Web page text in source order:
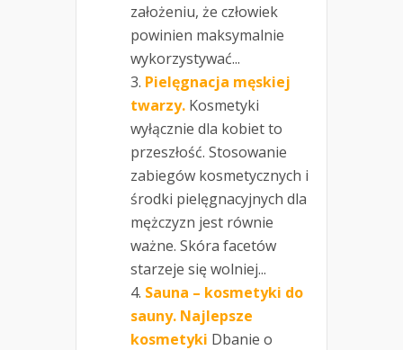
założeniu, że człowiek
powinien maksymalnie
wykorzystywać...
Pielęgnacja męskiej
twarzy. Kosmetyki
wyłącznie dla kobiet to
przeszłość. Stosowanie
zabiegów kosmetycznych i
środki pielęgnacyjnych dla
mężczyzn jest równie
ważne. Skóra facetów
starzeje się wolniej...
Sauna – kosmetyki do
sauny. Najlepsze
kosmetyki Dbanie o